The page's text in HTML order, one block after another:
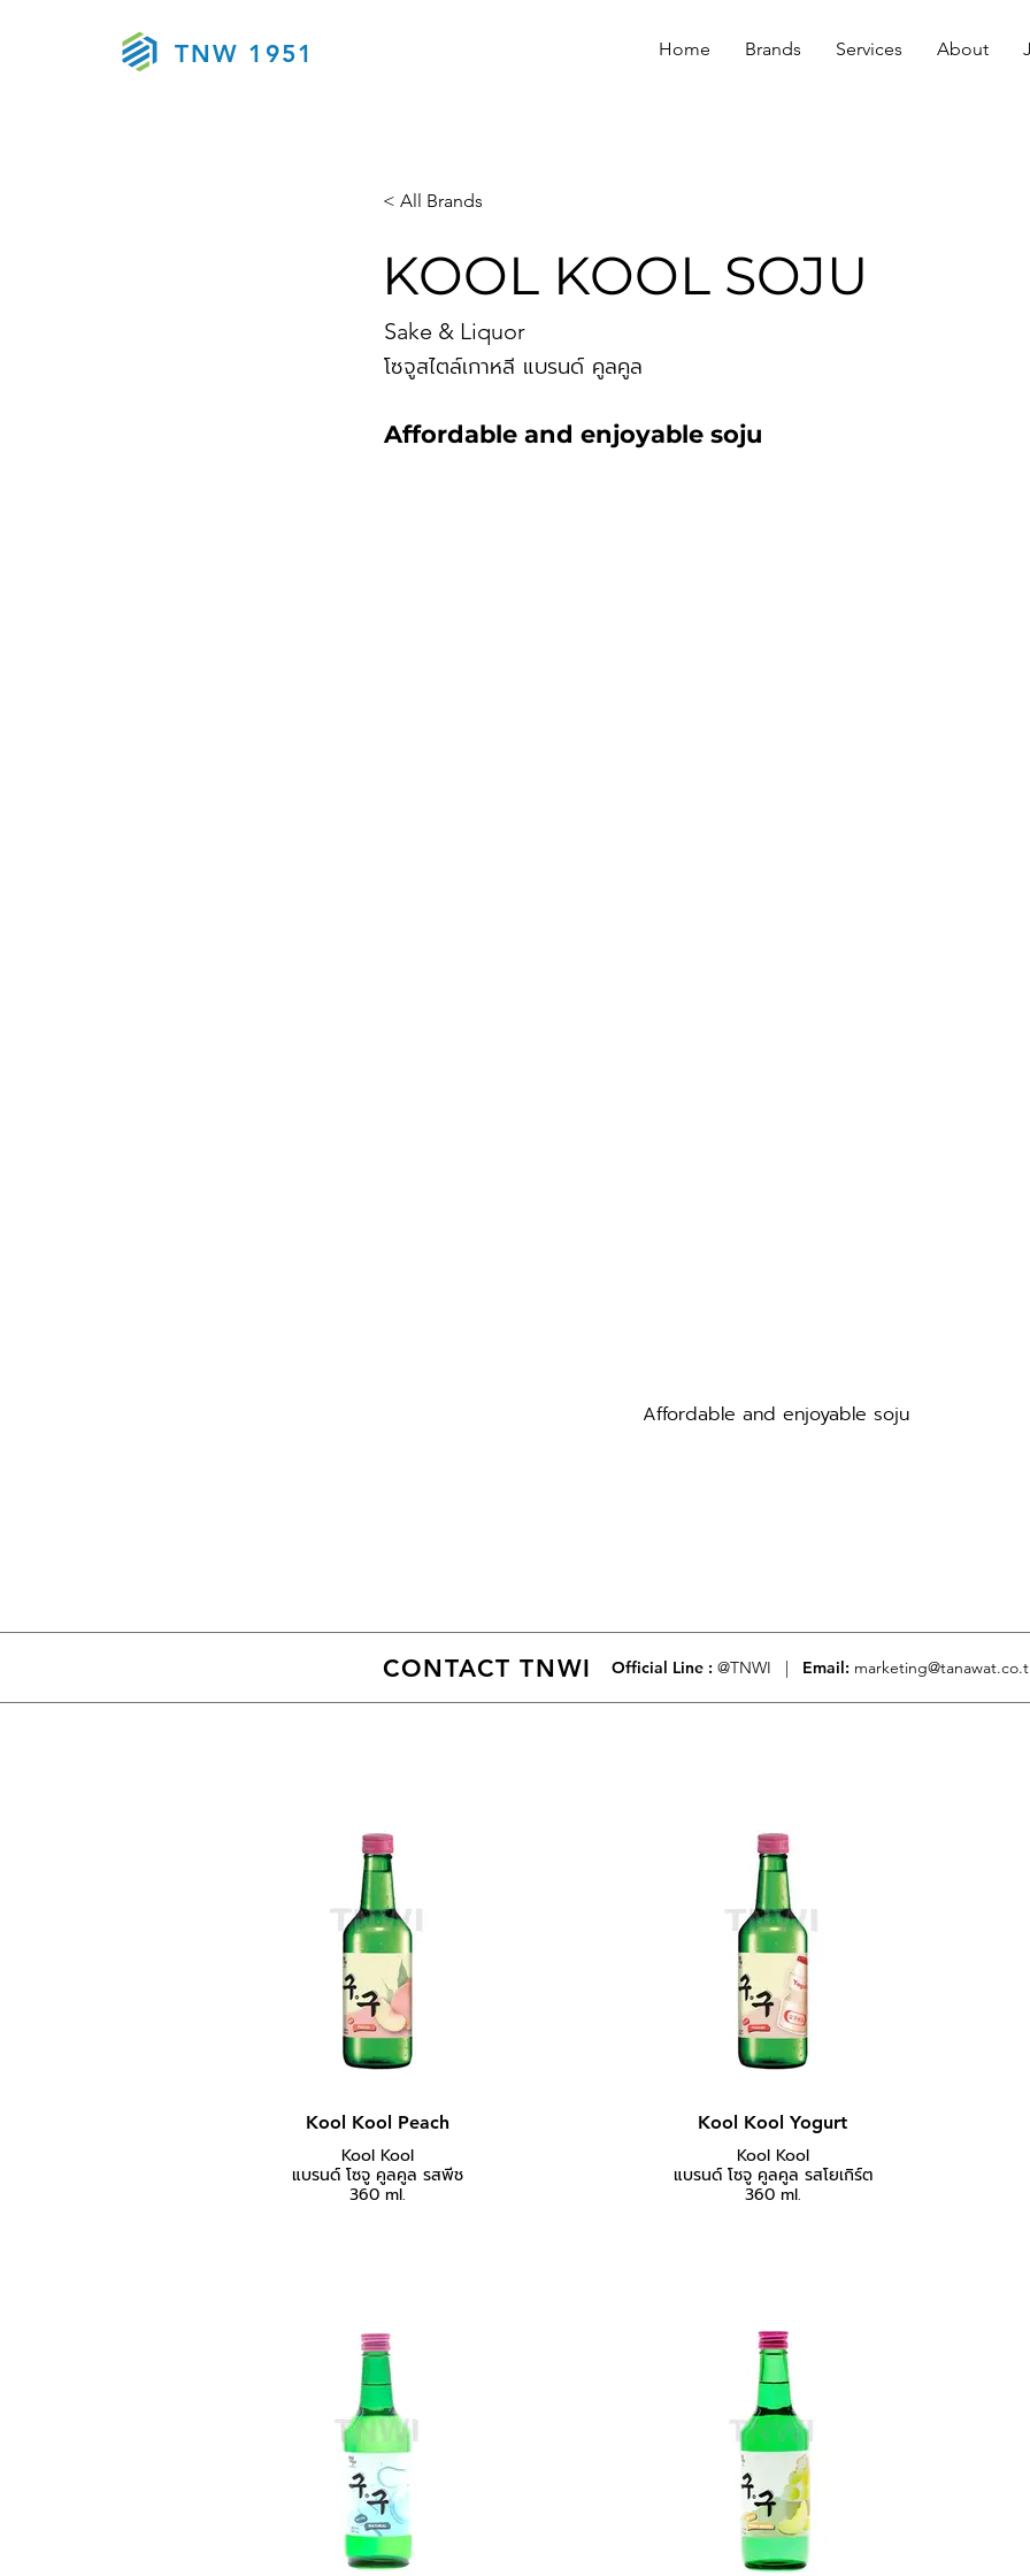
TNW 1951 Home Brands Services About
< All Brands
KOOL KOOL SOJU
Sake & Liquor
โซจูสไตล์เกาหลี แบรนด์ คูลคูล
Affordable and enjoyable soju
Affordable and enjoyable soju
CONTACT TNWI Official Line : @TNWI | Email:
Kool Kool Peach
Kool Kool
แบรนด์ โซจู คูลคูล รสพีช
360 ml.
Kool Kool Yogurt
Kool Kool
แบรนด์ โซจู คูลคูล รสโยเกิร์ต
360 ml.